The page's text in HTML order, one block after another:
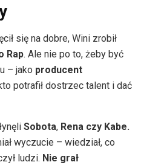
się na dobre, Wini zrobił
Rap. Ale nie po to, żeby być
– jako producent
potrafił dostrzec talent i dać
Sobota, Rena czy Kabe.
wyczucie – wiedział, co
ludzi. Nie grał